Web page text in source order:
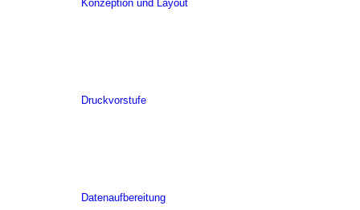
Konzeption und Layout
Druckvorstufe
Datenaufbereitung